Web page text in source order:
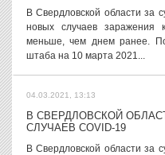
В Свердловской области за
новых случаев заражения
меньше, чем днем ранее.
штаба на 10 марта 2021...
04.03.2021, 13:13
В СВЕРДЛОВСКОЙ
СЛУЧАЕВ COVID-19
В Свердловской области за